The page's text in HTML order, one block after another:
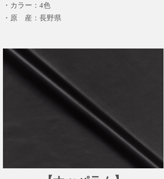
・カラー：4色
・原 産：長野県